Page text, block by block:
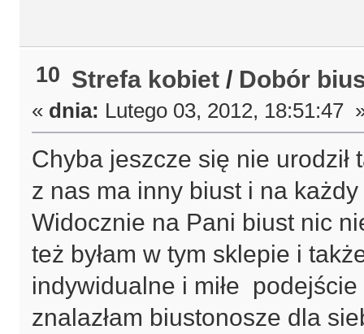
10 Strefa kobiet / Dobór
« dnia: Lutego 03, 2012, 18:51:47
Chyba jeszcze się nie urodził
z nas ma inny biust i na
Widocznie na Pani biust nic
też byłam w tym sklepie i
indywidualne i miłe
znalazłam biustonosze dla